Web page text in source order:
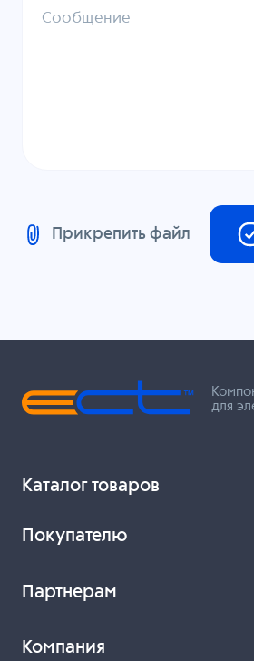
Сообщение
Прикрепить файл
для
Каталог товаров
Покупателю
Партнерам
Компания